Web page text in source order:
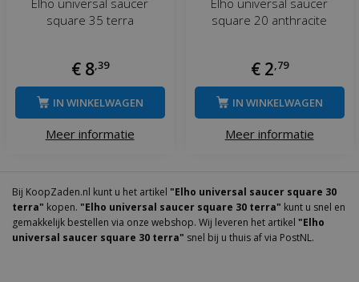
square 35 terra
€ 8,39
Meer informatie
IN WINKELWAGEN
square 20 anthracite
€ 2,79
Meer informatie
IN WINKELWAGEN
Bij KoopZaden.nl kunt u het artikel "Elho universal saucer square 30
terra" kopen. "Elho universal saucer square 30 terra" kunt u snel en
gemakkelijk bestellen via onze webshop. Wij leveren het artikel "Elho
universal saucer square 30 terra" snel bij u thuis af via PostNL.